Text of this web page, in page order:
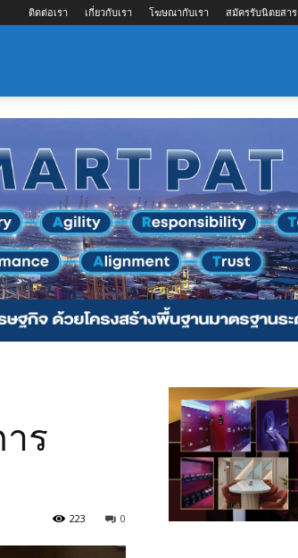
ติดต่อเรา เกี่ยวกับเรา โฆษณากับเรา สมัครรับนิตยสาร
ร
0
223